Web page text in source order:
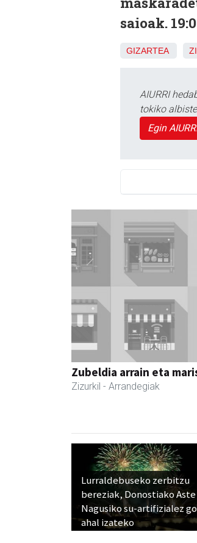
saioak.
GIZARTEA
AIURRI
tokiko
Egin
Zubeldia arrain eta
Zizurkil - Arrandegiak
Lurraldebuseko zerbitzu
bereziak, Donostiako Aste
Nagusiko su-artifizialez
ahal izateko